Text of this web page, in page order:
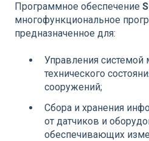
Программное обеспечение
многофункциональное
предназначенное для:
Управления системой
технического
сооружений;
Сбора и хранения
от датчиков и
обеспечивающих